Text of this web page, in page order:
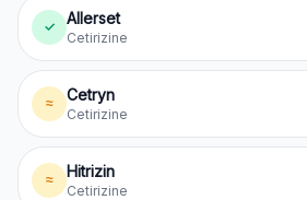
✓ Allerset
Cetirizine
≈ Cetryn
Cetirizine
≈ Hitrizin
Cetirizine